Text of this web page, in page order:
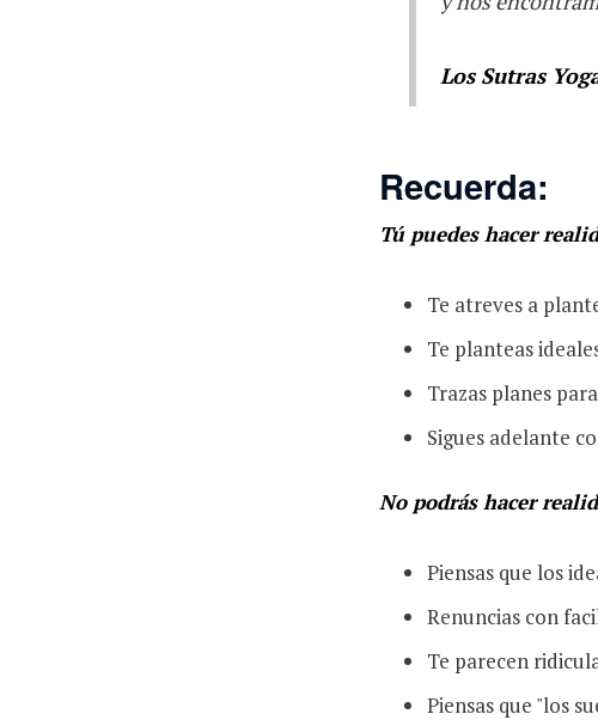
Los Sutras
Recuerda:
Tú puedes hacer
Te atreves a
Te planteas
Trazas planes
Sigues adelante
No podrás hacer
Piensas que los
Renuncias con
Te parecen
Piensas que "los